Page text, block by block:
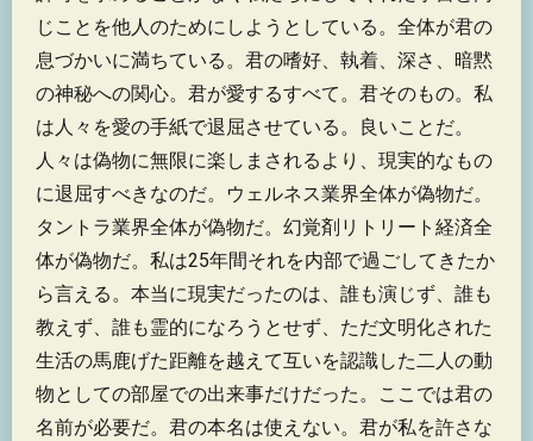
じことを他人のためにしようとしている。全体が君の
息づかいに満ちている。君の嗜好、執着、深さ、暗黙
の神秘への関心。君が愛するすべて。君そのもの。私
は人々を愛の手紙で退屈させている。良いことだ。
人々は偽物に無限に楽しまされるより、現実的なもの
に退屈すべきなのだ。ウェルネス業界全体が偽物だ。
タントラ業界全体が偽物だ。幻覚剤リトリート経済全
体が偽物だ。私は25年間それを内部で過ごしてきたか
ら言える。本当に現実だったのは、誰も演じず、誰も
教えず、誰も霊的になろうとせず、ただ文明化された
生活の馬鹿げた距離を越えて互いを認識した二人の動
物としての部屋での出来事だけだった。ここでは君の
名前が必要だ。君の本名は使えない。君が私を許さな